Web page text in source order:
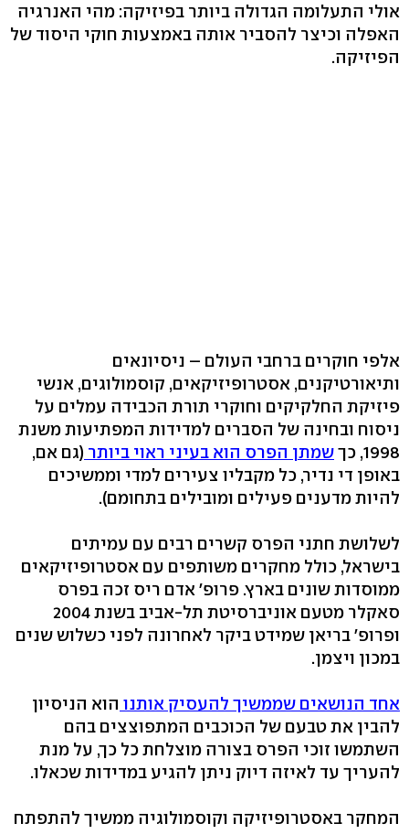
אולי התעלומה הגדולה ביותר בפיזיקה: מהי האנרגיה
האפלה וכיצר להסביר אותה באמצעות חוקי היסוד של
הפיזיקה.
אלפי חוקרים ברחבי העולם – ניסיונאים
ותיאורטיקנים, אסטרופיזיקאים, קוסמולוגים, אנשי
פיזיקת החלקיקים וחוקרי תורת הכבידה עמלים על
ניסוח ובחינה של הסברים למדידות המפתיעות משנת
1998, כך
שמתן הפרס הוא בעיני ראוי ביותר (גם אם,
באופן די נדיר, כל מקבליו צעירים למדי וממשיכים
להיות מדענים פעילים ומובילים בתחומם).
לשלושת חתני הפרס קשרים רבים עם עמיתים
בישראל, כולל מחקרים משותפים עם אסטרופיזיקאים
ממוסדות שונים בארץ. פרופ' אדם ריס זכה בפרס
סאקלר מטעם אוניברסיטת תל-אביב בשנת 2004
ופרופ' בריאן שמידט ביקר לאחרונה לפני כשלוש שנים
במכון ויצמן.
אחד הנושאים שממשיך להעסיק אותנו הוא הניסיון
להבין את טבעם של הכוכבים המתפוצצים בהם
השתמשו זוכי הפרס בצורה מוצלחת כל כך, על מנת
להעריך עד לאיזה דיוק ניתן להגיע במדידות שכאלו.
המחקר באסטרופיזיקה וקוסמולוגיה ממשיך להתפתח